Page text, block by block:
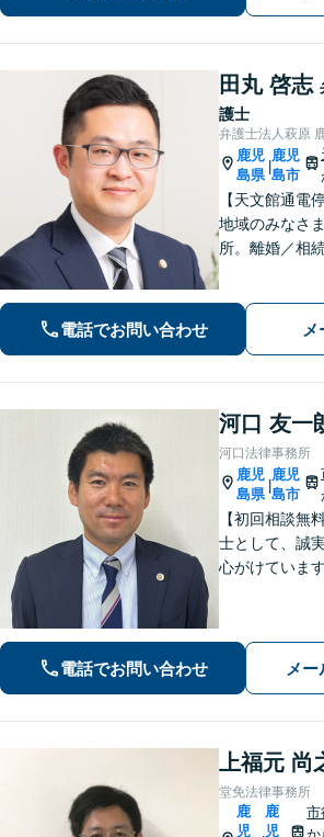
い。
田丸 啓志
護士
弁護士法人萩原
鹿児
島県
|
鹿児
島市
【天文館通電
地域のみなさ
所。離婚／相
親身になって
場あり】
電話でお問い合わせ
河口 友一
河口法律事務所
鹿児
島県
|
鹿児
島市
【初回相談無
士として、誠
心がけていま
可】豊富な実
ド解決を目指
電話でお問い合わせ メ
上福元 尚
堂免法律事務所
鹿
児
鹿
児
市